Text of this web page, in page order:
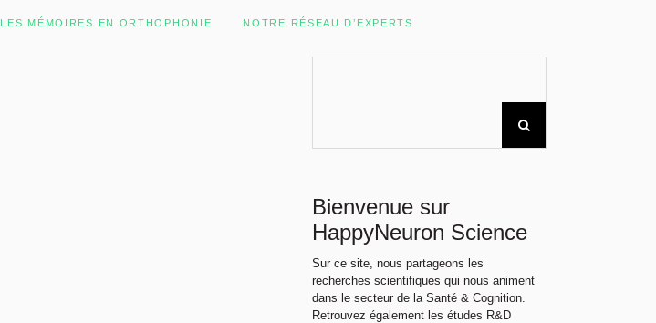
LES MÉMOIRES EN ORTHOPHONIE NOTRE RÉSEAU D’EXPERTS
Rechercher sur le site
Bienvenue sur
HappyNeuron Science
Sur ce site, nous partageons les
recherches scientifiques qui nous animent
dans le secteur de la Santé & Cognition.
Retrouvez également les études R&D